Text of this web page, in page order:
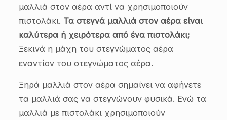
μαλλιά στον αέρα αντί να χρησιμοποιούν
πιστολάκι. Τα στεγνά μαλλιά στον αέρα είναι
καλύτερα ή χειρότερα από ένα πιστολάκι;
Ξεκινά η μάχη του στεγνώματος αέρα
εναντίον του στεγνώματος αέρα.
Ξηρά μαλλιά στον αέρα σημαίνει να αφήνετε
τα μαλλιά σας να στεγνώνουν φυσικά. Ενώ τα
μαλλιά με πιστολάκι χρησιμοποιούν